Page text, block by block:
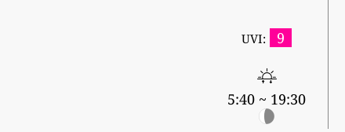
UVI: 9
5:40 ~ 19:30